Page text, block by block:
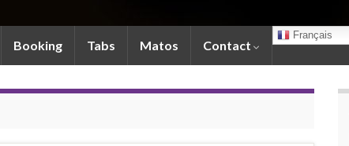
Booking Tabs Matos Contact
Français